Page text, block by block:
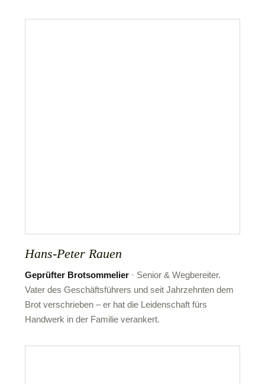
Hans-Peter Rauen
Geprüfter Brotsommelier · Senior & Wegbereiter.
Vater des Geschäftsführers und seit Jahrzehnten dem
Brot verschrieben – er hat die Leidenschaft fürs
Handwerk in der Familie verankert.